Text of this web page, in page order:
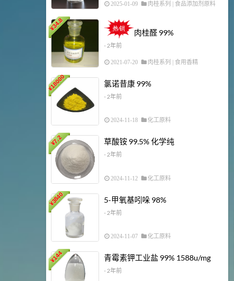
2025-01-09 肉桂系列 食品添加剂原料
¥
34.8
肉桂醛 99%
- 2年前
2021-07-20 肉桂系列 | 食用香精
¥
18000 氯诺昔康 99%
- 2年前
2024-11-18 化工原料
¥
7.2 草酸铵 99.5% 化学纯
- 2年前
2024-11-12 化工原料
¥
3840 5-甲氧基吲哚 98%
- 2年前
2024-11-07 化工原料
¥
144 青霉素钾工业盐 99% 1588u/mg
- 2年前